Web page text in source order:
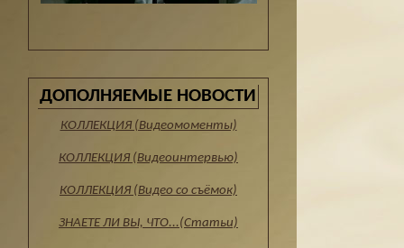
ДОПОЛНЯЕМЫЕ НОВОСТИ
КОЛЛЕКЦИЯ (Видеомоменты)
КОЛЛЕКЦИЯ (Видеоинтервью)
КОЛЛЕКЦИЯ (Видео со съёмок)
ЗНАЕТЕ ЛИ ВЫ, ЧТО...(Статьи)